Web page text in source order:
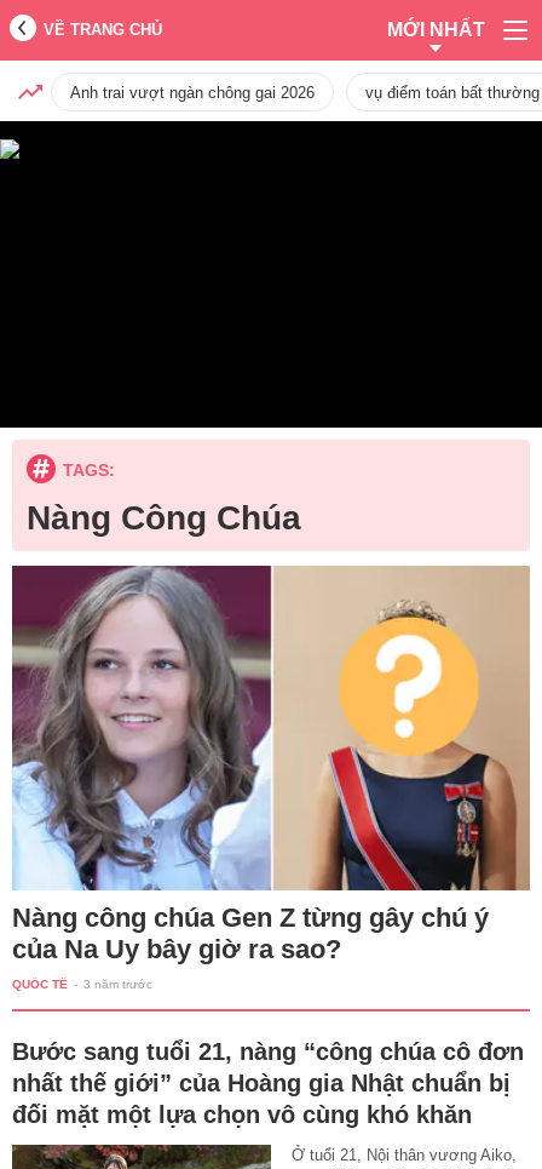
VỀ TRANG CHỦ MỚI NHẤT
Anh trai vượt ngàn chông gai 2026 vụ điểm toán bất
TAGS:
Nàng Công Chúa
Nàng công chúa Gen Z từng gây chú ý
của Na Uy bây giờ ra sao?
QUỐC TẾ - 3 năm trước
Bước sang tuổi 21, nàng “công chúa cô đơn
nhất thế giới” của Hoàng gia Nhật chuẩn bị
đối mặt một lựa chọn vô cùng khó khăn
Ở tuổi 21, Nội thân vương Aiko,